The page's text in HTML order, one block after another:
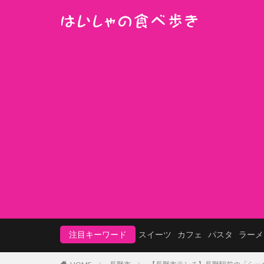
注目キーワード スイーツ カフェ パスタ ラー